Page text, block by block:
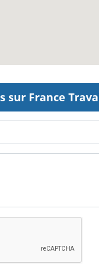
sur France